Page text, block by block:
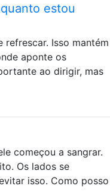
estou
Isso mantém
aponte os
ao dirigir, mas
começou a sangrar.
Os lados se
isso. Como posso